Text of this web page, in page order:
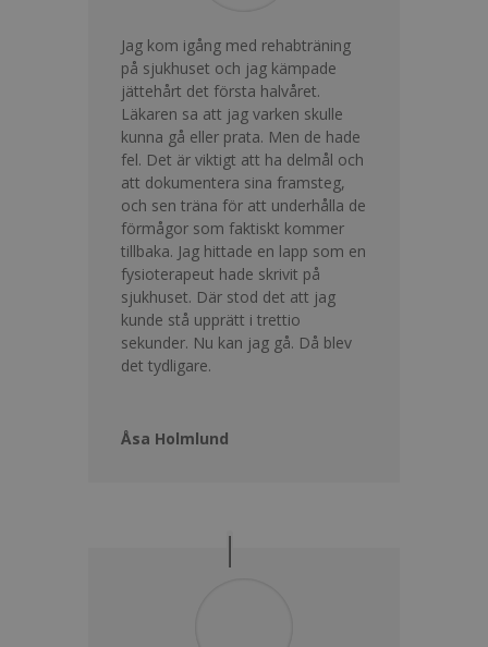
Jag kom igång med rehabträning
på sjukhuset och jag kämpade
jättehårt det första halvåret.
Läkaren sa att jag varken skulle
kunna gå eller prata. Men de hade
fel. Det är viktigt att ha delmål och
att dokumentera sina framsteg,
och sen träna för att underhålla de
förmågor som faktiskt kommer
tillbaka. Jag hittade en lapp som en
fysioterapeut hade skrivit på
sjukhuset. Där stod det att jag
kunde stå upprätt i trettio
sekunder. Nu kan jag gå. Då blev
det tydligare.
Åsa Holmlund